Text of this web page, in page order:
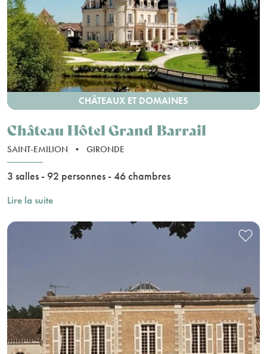
CHÂTEAUX ET DOMAINES
Château Hôtel Grand Barrail
SAINT-EMILION • GIRONDE
3 salles - 92 personnes - 46 chambres
Lire la suite